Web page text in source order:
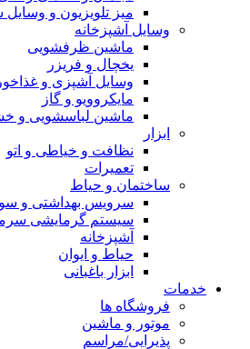
میز تلویزیون و
وسایل آشپزخانه
ماشین ظرفشویی
یخچال و فریزر
وسایل آشپزی و
مایکروویو و گاز
ماشین لباسشویی و
ابزار
نظافت و خیاطی و اتو
تعمیرات
ساختمان و حیاط
سرویس بهداشتی و
سیستم گرمایشی
آشپزخانه
حیاط و ایوان
ابزار باغبانی
خدمات
فروشگاه ها
موتور و ماشین
پذیرایی/مراسم